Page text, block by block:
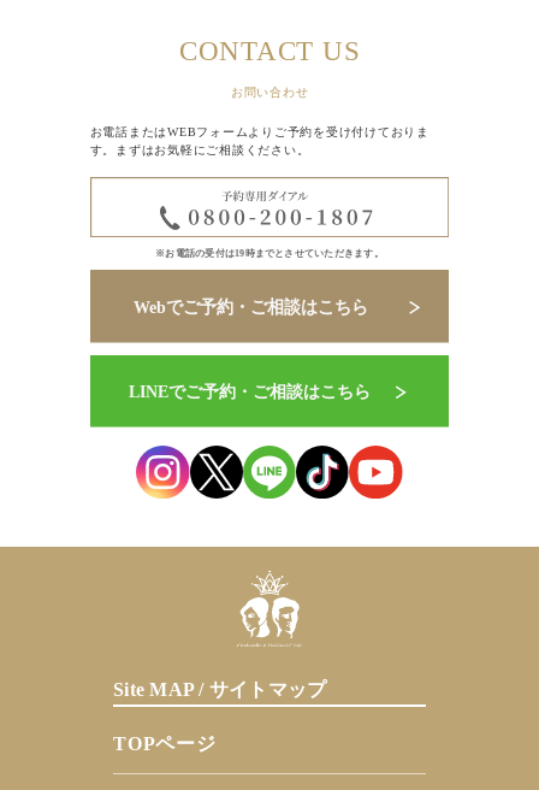
CONTACT US
お問い合わせ
お電話またはWEBフォームよりご予約を受け付けておりま
す。まずはお気軽にご相談ください。
※お電話の受付は19時までとさせていただきます。
Site MAP / サイトマップ
TOPページ